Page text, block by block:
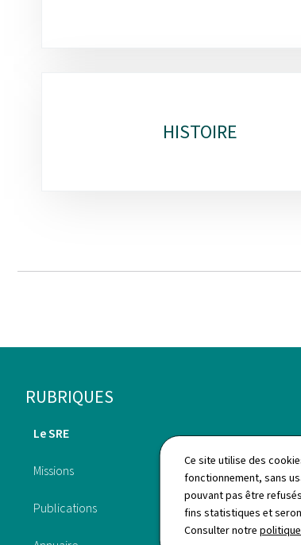
Ce site utilise des
fonctionnement, sans
pouvant pas être
fins statistiques et
Consulter notre
HISTOIRE
Pied
de
RUBRIQUES
Le SRE
Missions
Publications
Actualités
Questions
posées